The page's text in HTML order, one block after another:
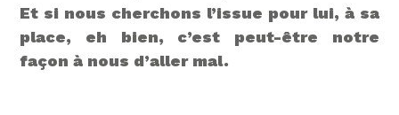
Et si nous cherchons l’issue pour lui, à sa
place, eh bien, c’est peut-être notre
façon à nous d’aller mal.